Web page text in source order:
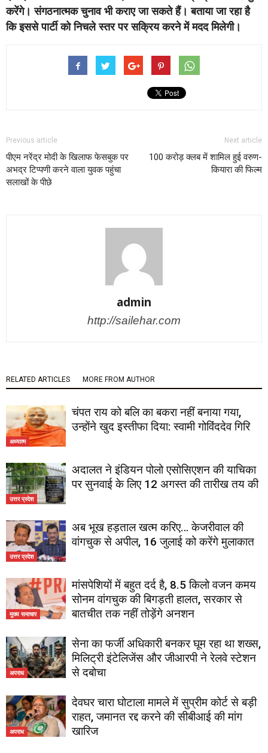
करेंगे। संगठनात्‍मक चुनाव भी कराए जा सकते हैं। बताया जा रहा है
कि इससे पार्टी को निचले स्‍तर पर सक्रिय करने में मदद मिलेगी।
Previous article
पीएम नरेंद्र मोदी के खिलाफ फेसबुक पर
अभद्र टिप्पणी करने वाला युवक पहुंचा
सलाखों के पीछे
Next article
100 करोड़ क्लब में शामिल हुई वरुण-
कियारा की फिल्म
admin
http://sailehar.com
RELATED ARTICLES MORE FROM AUTHOR
अध्यात्म
चंपत राय को बलि का बकरा नहीं बनाया गया,
उन्होंने खुद इस्तीफा दिया: स्वामी गोविंददेव गिरि
उत्तर प्रदेश
अदालत ने इंडियन पोलो एसोसिएशन की याचिका
पर सुनवाई के लिए 12 अगस्त की तारीख तय की
उत्तर प्रदेश
अब भूख हड़ताल खत्म करिए… केजरीवाल की
वांगचुक से अपील, 16 जुलाई को करेंगे मुलाकात
मुख्य समाचार
मांसपेशियों में बहुत दर्द है, 8.5 किलो वजन कमय
सोनम वांगचुक की बिगड़ती हालत, सरकार से
बातचीत तक नहीं तोड़ेंगे अनशन
अपराध
सेना का फर्जी अधिकारी बनकर घूम रहा था शख्स,
मिलिट्री इंटेलिजेंस और जीआरपी ने रेलवे स्टेशन
से दबोचा
अपराध
देवघर चारा घोटाला मामले में सुप्रीम कोर्ट से बड़ी
राहत, जमानत रद्द करने की सीबीआई की मांग
खारिज